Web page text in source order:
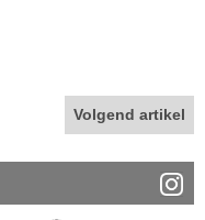
Volgend artikel